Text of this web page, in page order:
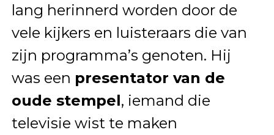
lang herinnerd worden door de
vele kijkers en luisteraars die van
zijn programma’s genoten. Hij
was een presentator van de
oude stempel, iemand die
televisie wist te maken